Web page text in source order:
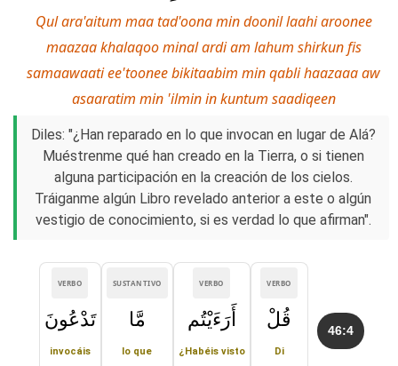
Qul ara'aitum maa tad'oona min doonil laahi aroonee
maazaa khalaqoo minal ardi am lahum shirkun fis
samaawaati ee'toonee bikitaabim min qabli haazaaa aw
asaaratim min 'ilmin in kuntum saadiqeen
Diles: "¿Han reparado en lo que invocan en lugar de Alá?
Muéstrenme qué han creado en la Tierra, o si tienen
alguna participación en la creación de los cielos.
Tráiganme algún Libro revelado anterior a este o algún
vestigio de conocimiento, si es verdad lo que afirman".
46:4
VERBO
قُلْ
Di
VERBO
أَرَءَيْتُم
¿Habéis visto
SUSTANTIVO
مَّا
lo que
VERBO
تَدْعُونَ
invocáis